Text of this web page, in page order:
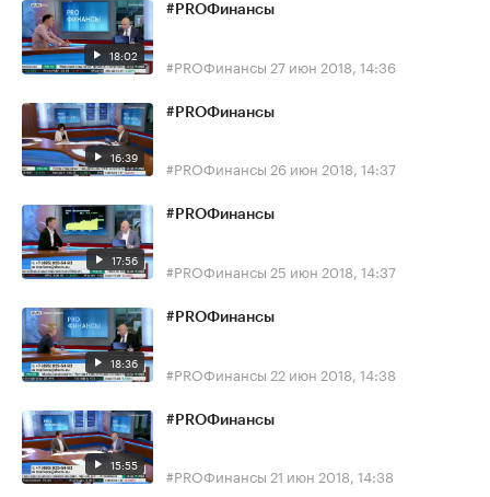
18:02
#PROФинансы
#PROФинансы 27 июн 2018, 14:36
16:39
#PROФинансы
#PROФинансы 26 июн 2018, 14:37
17:56
#PROФинансы
#PROФинансы 25 июн 2018, 14:37
18:36
#PROФинансы
#PROФинансы 22 июн 2018, 14:38
15:55
#PROФинансы
#PROФинансы 21 июн 2018, 14:38